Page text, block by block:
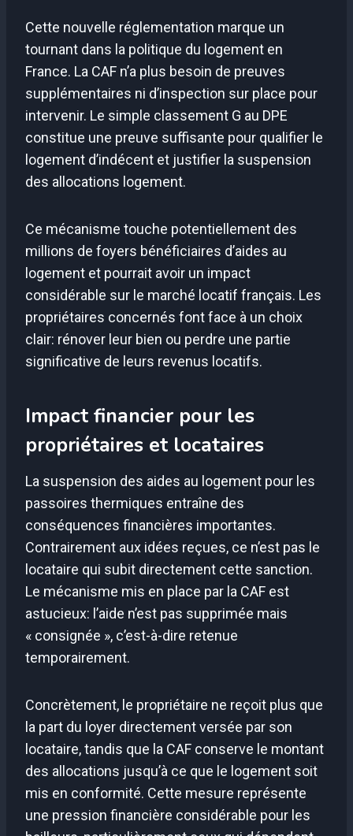
Cette nouvelle réglementation marque un
tournant dans la politique du logement en
France. La CAF n’a plus besoin de preuves
supplémentaires ni d’inspection sur place pour
intervenir. Le simple classement G au DPE
constitue une preuve suffisante pour qualifier le
logement d’indécent et justifier la suspension
des allocations logement.
Ce mécanisme touche potentiellement des
millions de foyers bénéficiaires d’aides au
logement et pourrait avoir un impact
considérable sur le marché locatif français. Les
propriétaires concernés font face à un choix
clair: rénover leur bien ou perdre une partie
significative de leurs revenus locatifs.
Impact financier pour les
propriétaires et locataires
La suspension des aides au logement pour les
passoires thermiques entraîne des
conséquences financières importantes.
Contrairement aux idées reçues, ce n’est pas le
locataire qui subit directement cette sanction.
Le mécanisme mis en place par la CAF est
astucieux: l’aide n’est pas supprimée mais
« consignée », c’est-à-dire retenue
temporairement.
Concrètement, le propriétaire ne reçoit plus que
la part du loyer directement versée par son
locataire, tandis que la CAF conserve le montant
des allocations jusqu’à ce que le logement soit
mis en conformité. Cette mesure représente
une pression financière considérable pour les